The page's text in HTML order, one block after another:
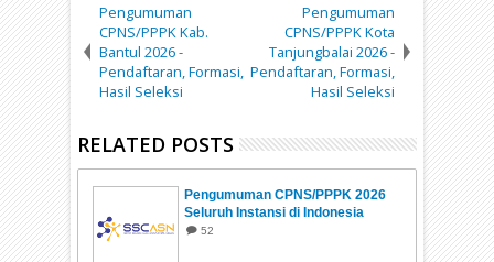
Pengumuman
CPNS/PPPK Kab.
Bantul 2026 -
Pendaftaran, Formasi,
Hasil Seleksi
Pengumuman
CPNS/PPPK Kota
Tanjungbalai 2026 -
Pendaftaran, Formasi,
Hasil Seleksi
RELATED POSTS
Pengumuman CPNS/PPPK 2026
Seluruh Instansi di Indonesia
52